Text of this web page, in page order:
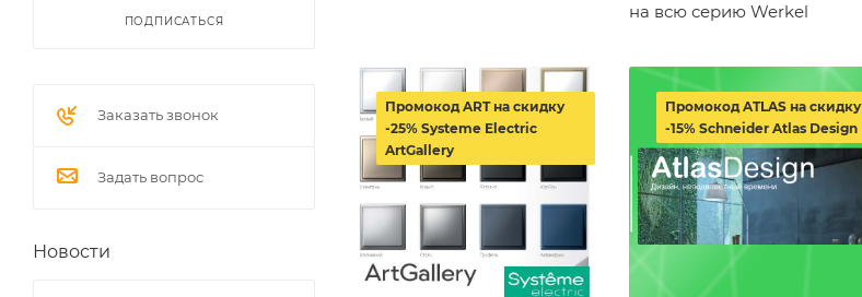
на всю серию Werkel
Промокод ART на скидку
-25% Systeme Electric
ArtGallery
Промокод ATLAS на скидку
-15% Schneider Atlas Design
ПОДПИСАТЬСЯ
Заказать звонок
Задать вопрос
Новости